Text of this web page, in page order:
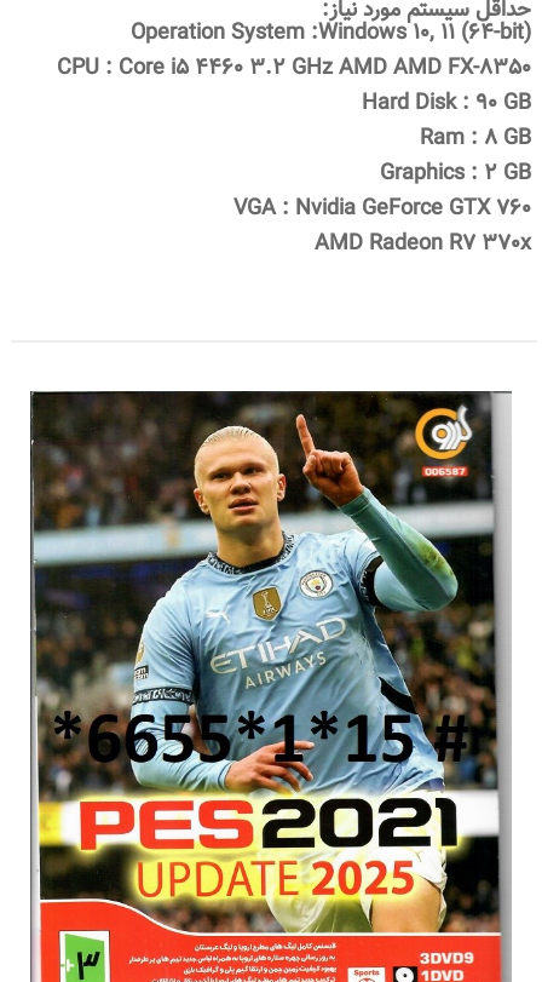
حداقل سیستم مورد نیاز:
(Operation System :Windows 10, 11 (64-bit
CPU : Core i5 4460 3.2 GHz AMD AMD FX-8350
Hard Disk : 90 GB
Ram : 8 GB
Graphics : 2 GB
VGA : Nvidia GeForce GTX 760
AMD Radeon R7 370x